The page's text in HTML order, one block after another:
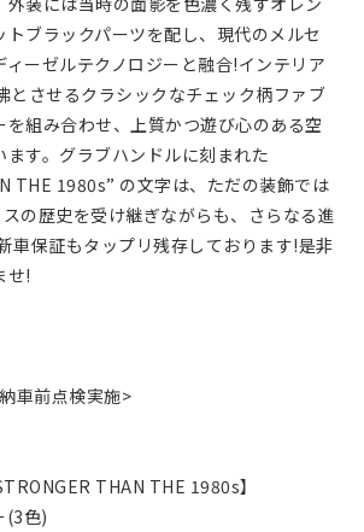
ブラックパーツを配し、現代のメルセ
ィーゼルテクノロジーと融合!インテリア
とさせるクラシックなチェック柄ファブ
を組み合わせ、上質かつ遊び心のある空
ます。グラブハンドルに刻まれた
THE 1980s” の文字は、ただの装飾では
の歴史を受け継ぎながらも、さらなる進
車保証もタップリ残存しております!是非
せ!
車前点検実施>
THAN THE 1980s】
(3色)